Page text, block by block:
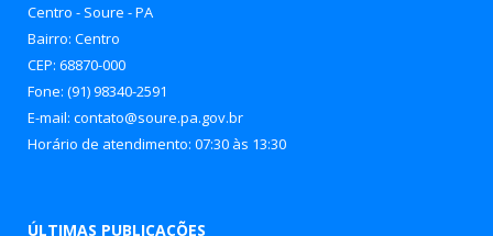
Centro - Soure - PA
Bairro: Centro
CEP: 68870-000
Fone: (91) 98340-2591
E-mail: contato@soure.pa.gov.br
Horário de atendimento: 07:30 às 13:30
ÚLTIMAS PUBLICAÇÕES